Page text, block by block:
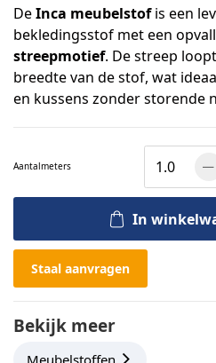
DeInca meubelstofis een
bekledingsstof met een
streepmotief. De streep loopt
breedte van de stof, wat
en kussens zonder storende
Aantalmeters
In
Staal aanvragen
Bekijk meer
Meubelstoffen